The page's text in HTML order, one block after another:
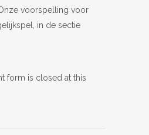
voorspelling voor
in de sectie
form is closed at this